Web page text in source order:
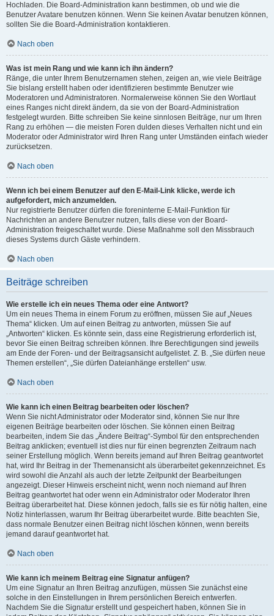
Hochladen. Die Board-Administration kann bestimmen, ob und wie die
Benutzer Avatare benutzen können. Wenn Sie keinen Avatar benutzen können,
sollten Sie die Board-Administration kontaktieren.
Nach oben
Was ist mein Rang und wie kann ich ihn ändern?
Ränge, die unter Ihrem Benutzernamen stehen, zeigen an, wie viele Beiträge
Sie bislang erstellt haben oder identifizieren bestimmte Benutzer wie
Moderatoren und Administratoren. Normalerweise können Sie den Wortlaut
eines Ranges nicht direkt ändern, da sie von der Board-Administration
festgelegt wurden. Bitte schreiben Sie keine sinnlosen Beiträge, nur um Ihren
Rang zu erhöhen — die meisten Foren dulden dieses Verhalten nicht und ein
Moderator oder Administrator wird Ihren Rang unter Umständen einfach wieder
zurücksetzen.
Nach oben
Wenn ich bei einem Benutzer auf den E-Mail-Link klicke, werde ich
aufgefordert, mich anzumelden.
Nur registrierte Benutzer dürfen die foreninterne E-Mail-Funktion für
Nachrichten an andere Benutzer nutzen, falls diese von der Board-
Administration freigeschaltet wurde. Diese Maßnahme soll den Missbrauch
dieses Systems durch Gäste verhindern.
Nach oben
Beiträge schreiben
Wie erstelle ich ein neues Thema oder eine Antwort?
Um ein neues Thema in einem Forum zu eröffnen, müssen Sie auf „Neues
Thema“ klicken. Um auf einen Beitrag zu antworten, müssen Sie auf
„Antworten“ klicken. Es könnte sein, dass eine Registrierung erforderlich ist,
bevor Sie einen Beitrag schreiben können. Ihre Berechtigungen sind jeweils
am Ende der Foren- und der Beitragsansicht aufgelistet. Z. B. „Sie dürfen neue
Themen erstellen“, „Sie dürfen Dateianhänge erstellen“ usw.
Nach oben
Wie kann ich einen Beitrag bearbeiten oder löschen?
Wenn Sie nicht Administrator oder Moderator sind, können Sie nur Ihre
eigenen Beiträge bearbeiten oder löschen. Sie können einen Beitrag
bearbeiten, indem Sie das „Ändere Beitrag“-Symbol für den entsprechenden
Beitrag anklicken; eventuell ist dies nur für einen begrenzten Zeitraum nach
seiner Erstellung möglich. Wenn bereits jemand auf Ihren Beitrag geantwortet
hat, wird Ihr Beitrag in der Themenansicht als überarbeitet gekennzeichnet. Es
wird sowohl die Anzahl als auch der letzte Zeitpunkt der Bearbeitungen
angezeigt. Dieser Hinweis erscheint nicht, wenn noch niemand auf Ihren
Beitrag geantwortet hat oder wenn ein Administrator oder Moderator Ihren
Beitrag überarbeitet hat. Diese können jedoch, falls sie es für nötig halten, eine
Notiz hinterlassen, warum Ihr Beitrag überarbeitet wurde. Bitte beachten Sie,
dass normale Benutzer einen Beitrag nicht löschen können, wenn bereits
jemand darauf geantwortet hat.
Nach oben
Wie kann ich meinem Beitrag eine Signatur anfügen?
Um eine Signatur an Ihren Beitrag anzufügen, müssen Sie zunächst eine
solche in den Einstellungen in Ihrem persönlichen Bereich entwerfen.
Nachdem Sie die Signatur erstellt und gespeichert haben, können Sie in